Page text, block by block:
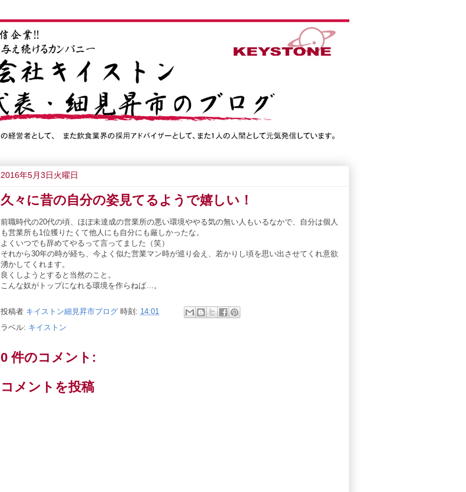
2016年5月3日火曜日
久々に昔の自分の姿見てるようで嬉しい！
前職時代の20代の頃、ほぼ未達成の営業所の悪い環境ややる気の無い人もいるなかで、自分は個人
も営業所も1位獲りたくて他人にも自分にも厳しかったな。
よくいつでも辞めてやるって言ってました（笑）
それから30年の時が経ち、今よく似た営業マン時が巡り会え、若かりし頃を思い出させてくれ意欲
湧かしてくれます。
良くしようとすると当然のこと。
こんな奴がトップになれる環境を作らねば…。
投稿者 キイストン細見昇市ブログ 時刻: 14:01
ラベル: キイストン
0 件のコメント:
コメントを投稿